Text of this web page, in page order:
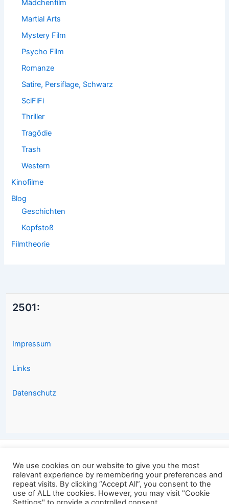
Mädchenfilm
Martial Arts
Mystery Film
Psycho Film
Romanze
Satire, Persiflage, Schwarz
SciFiFi
Thriller
Tragödie
Trash
Western
Kinofilme
Blog
Geschichten
Kopfstoß
Filmtheorie
2501:
Impressum
Links
Datenschutz
Copyright © 2026 2501.eu Gute Filme |
We use cookies on our website to give you the most
relevant experience by remembering your preferences and
repeat visits. By clicking “Accept All”, you consent to the
use of ALL the cookies. However, you may visit "Cookie